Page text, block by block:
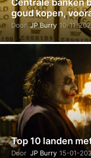
Centrale banken
goud kopen,
Door JP Burry 10-11-
Top 10 landen
Door JP Burry 15-01-